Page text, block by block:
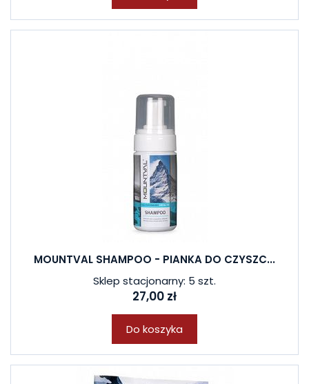
MOUNTVAL SHAMPOO - PIANKA DO CZYSZC...
Sklep stacjonarny: 5 szt.
27,00 zł
Do koszyka